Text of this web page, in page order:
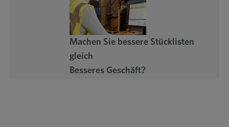
Machen Sie bessere Stücklisten
gleich
Besseres Geschäft?